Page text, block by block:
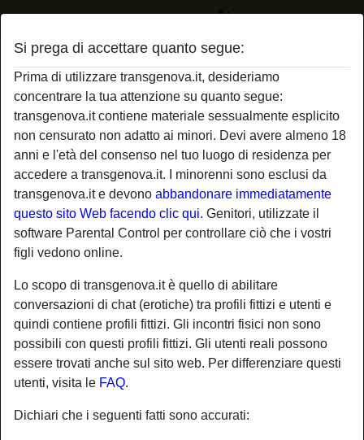
Si prega di accettare quanto segue:
Prima di utilizzare transgenova.it, desideriamo
concentrare la tua attenzione su quanto segue:
transgenova.it contiene materiale sessualmente esplicito
non censurato non adatto ai minori. Devi avere almeno 18
anni e l'età del consenso nel tuo luogo di residenza per
accedere a transgenova.it. I minorenni sono esclusi da
transgenova.it e devono abbandonare immediatamente
questo sito Web facendo clic qui. Genitori, utilizzate il
software Parental Control per controllare ciò che i vostri
figli vedono online.
Lo scopo di transgenova.it è quello di abilitare
conversazioni di chat (erotiche) tra profili fittizi e utenti e
quindi contiene profili fittizi. Gli incontri fisici non sono
possibili con questi profili fittizi. Gli utenti reali possono
essere trovati anche sul sito web. Per differenziare questi
utenti, visita le FAQ.
Dichiari che i seguenti fatti sono accurati:
Profilo di cagnaincalore
star Aggiungi chat Chatta adesso
Nickname:
Cagnaincalore